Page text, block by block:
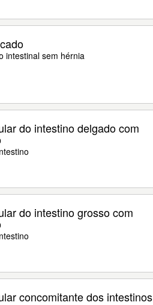
intestinal sem hérnia
do intestino delgado com
do intestino grosso com
concomitante dos intestinos